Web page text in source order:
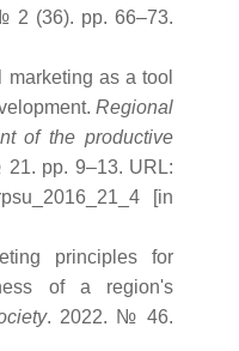
2 (36). pp. 66–73.
marketing as a tool
Regional
of the productive
pp. 9–13. URL:
[in
principles for
of a region's
. 2022. № 46.